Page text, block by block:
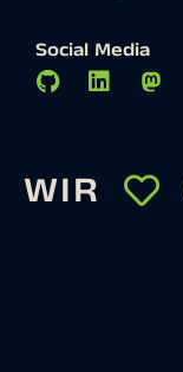
Social Media
WIR